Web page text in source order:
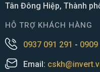
Tân Đông Hiệp, Thành
HỖ TRỢ KHÁCH HÀNG
0937 091 291 -
Email: